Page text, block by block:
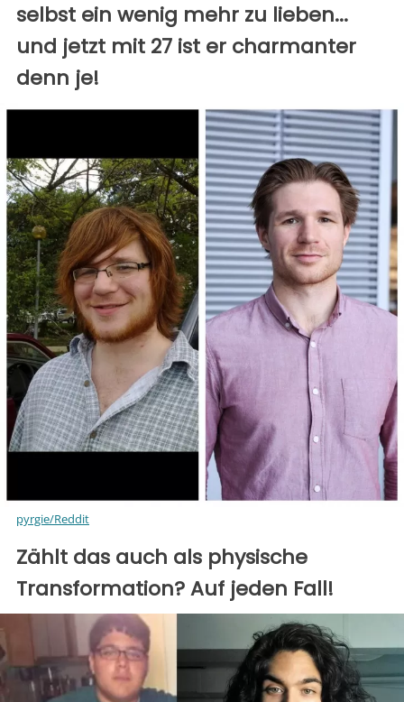
selbst ein wenig mehr zu lieben...
und jetzt mit 27 ist er charmanter
denn je!
pyrgie/Reddit
Zählt das auch als physische
Transformation? Auf jeden Fall!